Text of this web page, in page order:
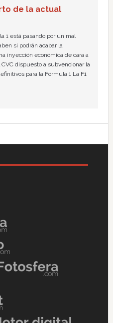
de la actual
1 está pasando por un mal
si podrán acabar la
inyección económica de cara a
CVC dispuesto a subvencionar la
para la Fórmula 1 La F1